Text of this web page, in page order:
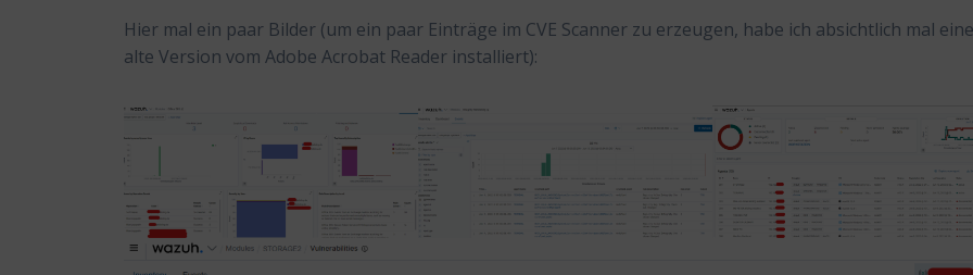
Hier mal ein paar Bilder (um ein paar Einträge im CVE Scanner zu erzeugen, habe ich absichtlich mal
alte Version vom Adobe Acrobat Reader installiert):